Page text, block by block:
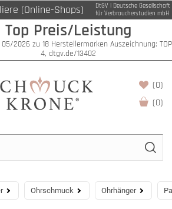
(Online-Shops)
DtGV | Deutsche Gesellschaft
für Verbraucherstudien mbH
Top Preis/Leistung
2026 zu 18 Herstellermarken Auszeichnung: TOP
4, dtgv.de/13402
(0)
(0)
Ohrschmuck Ohrhänger